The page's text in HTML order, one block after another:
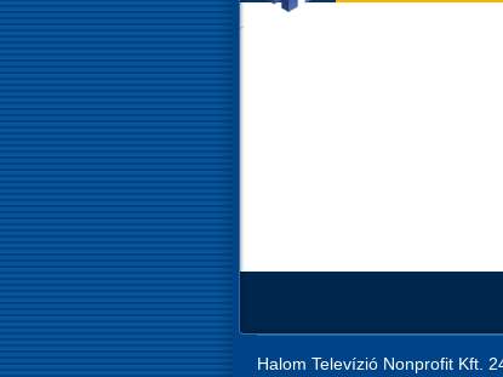
Halom Televízió Nonprofit Kft.